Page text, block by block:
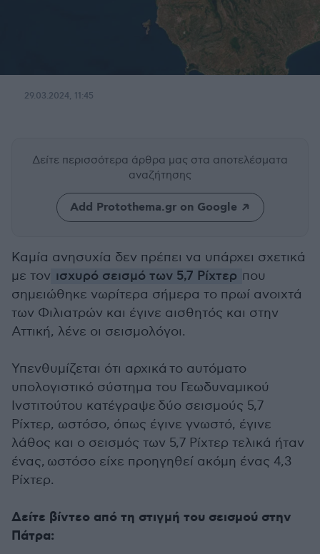
29.03.2024, 11:45
Δείτε περισσότερα άρθρα μας στα αποτελέσματα
αναζήτησης
Add Protothema.gr on Google
Καμία ανησυχία δεν πρέπει να υπάρχει σχετικά
με τον ισχυρό σεισμό των 5,7 Ρίχτερ που
σημειώθηκε νωρίτερα σήμερα το πρωί ανοιχτά
των Φιλιατρών και έγινε αισθητός και στην
Αττική, λένε οι σεισμολόγοι.
Υπενθυμίζεται ότι αρχικά το αυτόματο
υπολογιστικό σύστημα του Γεωδυναμικού
Ινστιτούτου κατέγραψε δύο σεισμούς 5,7
Ρίχτερ, ωστόσο, όπως έγινε γνωστό, έγινε
λάθος και ο σεισμός των 5,7 Ρίχτερ τελικά ήταν
ένας, ωστόσο είχε προηγηθεί ακόμη ένας 4,3
Ρίχτερ.
Δείτε βίντεο από τη στιγμή του σεισμού στην
Πάτρα: